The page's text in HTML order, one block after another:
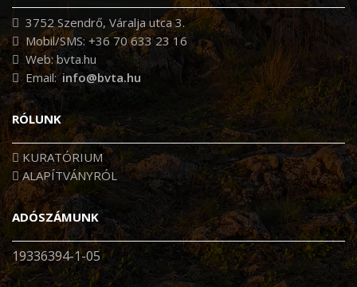
3752 Szendrő, Váralja utca 3.
Mobil/SMS: +36 70 633 23 16
Web: bvta.hu
Email: info@bvta.hu
RÓLUNK
KURATÓRIUM
ALAPÍTVÁNYRÓL
ADÓSZÁMUNK
19336394-1-05